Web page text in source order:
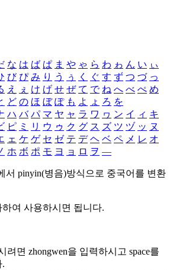
な は ば ぱ ま や ゃ ら わ ゎ ん い ぃ
び ぴ み り う ぅ く ぐ す ず つ づ っ
え ぇ け げ せ ぜ て で ね へ べ ぺ め
ど の ほ ぼ ぽ も よ ょ ろ を
ハ バ パ マ ヤ ャ ラ ワ ヮ ン イ ィ キ
ピ ミ リ ウ ゥ ク グ ス ズ ツ ヅ ッ ヌ
ェ ケ ゲ セ ゼ テ デ ヘ ベ ペ メ レ オ
ホ ボ ポ モ ヨ ョ ロ ヲ ―
서 pinyin(병음)방식으로 중국어를 변환
여 사용하시면 됩니다.
려면 zhongwen을 입력하시고 space를
.